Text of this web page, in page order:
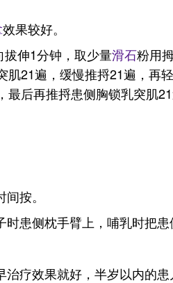
效果较好。
伸1分钟，取少量滑石粉用
21遍，缓慢推捋21遍，再
后再推捋患侧胸锁乳突肌21
按。
患侧枕手臂上，哺乳时把患
疗效果就好，半岁以内的